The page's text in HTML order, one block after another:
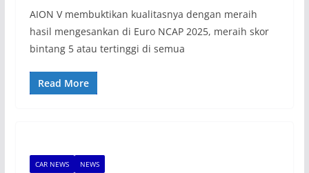
AION V membuktikan kualitasnya dengan meraih
hasil mengesankan di Euro NCAP 2025, meraih skor
bintang 5 atau tertinggi di semua
Read More
CAR NEWS NEWS